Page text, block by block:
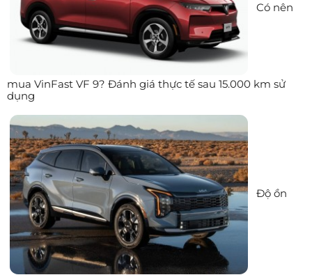
Có nên
mua VinFast VF 9? Đánh giá thực tế sau 15.000 km sử
dụng
Độ ồn